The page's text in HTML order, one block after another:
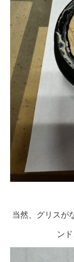
当然、グリスが
ン